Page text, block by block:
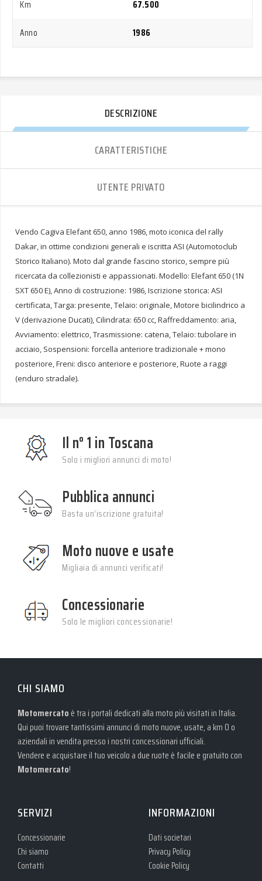
Km
67.500
Anno
1986
DESCRIZIONE
CARATTERISTICHE
UTENTE PRIVATO
Vendo Cagiva Elefant 650, anno 1986, moto iconica del rally
Dakar, in ottime condizioni generali e iscritta ASI (Automotoclub
Storico Italiano). Moto dal grande fascino storico, sempre più
ricercata da collezionisti e appassionati. Modello: Elefant 650 (1N
SXT 650 E), Anno di costruzione: 1986, Iscrizione storica: ASI
certificata, Targa: presente, Telaio: originale, Motore bicilindrico a
V (derivazione Ducati), Cilindrata: 650 cc, Raffreddamento: aria,
Avviamento: elettrico, Trasmissione: catena, Telaio: tubolare in
acciaio, Sospensioni: forcella anteriore tradizionale + mono
posteriore, Freni: disco anteriore e posteriore, Ruote a raggi
(enduro stradale).
Il n° 1 in Toscana
Solo i migliori annunci di moto!
Pubblica annunci
Basta un’iscrizione gratuita!
Moto nuove e usate
Migliaia di annunci verificati!
Concessionarie
Solo le migliori concessionarie!
CHI SIAMO
Motomercato è tra i portali dedicati alla moto più visitati in Italia.
Qui puoi trovare tantissimi annunci di moto nuove, usate, a km 0 o
aziendali in vendita presso i nostri concessionari ufficiali.
Vendere e acquistare il tuo veicolo a due ruote è facile e gratuito con
Motomercato!
SERVIZI
Concessionarie
Chi siamo
Contatti
INFORMAZIONI
Dati societari
Privacy Policy
Cookie Policy